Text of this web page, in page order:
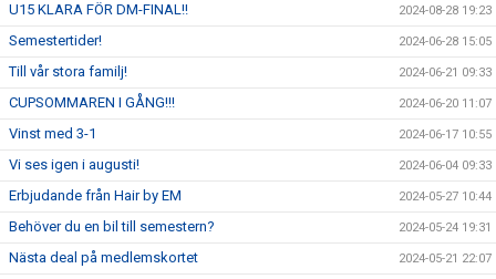
U15 KLARA FÖR DM-FINAL!! 2024-08-28 19:23
Semestertider! 2024-06-28 15:05
Till vår stora familj! 2024-06-21 09:33
CUPSOMMAREN I GÅNG!!! 2024-06-20 11:07
Vinst med 3-1 2024-06-17 10:55
Vi ses igen i augusti! 2024-06-04 09:33
Erbjudande från Hair by EM 2024-05-27 10:44
Behöver du en bil till semestern? 2024-05-24 19:31
Nästa deal på medlemskortet 2024-05-21 22:07